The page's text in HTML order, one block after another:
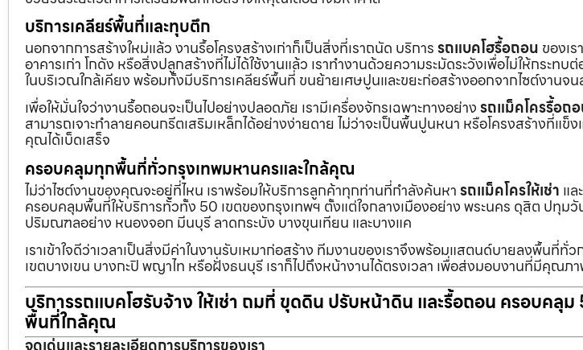
บริการเคลียร์พื้นที่และทุบตึก
นอกจากการสร้างใหม่แล้ว งานรื้อโครงสร้างเก่าก็เป็นสิ่งที่เราถนัด บริการรถแบคโฮรื้อถอน ของเ
อาคารเก่า โกดัง หรือสิ่งปลูกสร้างที่ไม่ได้ใช้งานแล้ว เราทำงานด้วยความระมัดระวังเพื่อไม่ให้กระทบ
ในบริเวณใกล้เคียง พร้อมทั้งมีบริการเคลียร์พื้นที่ ขนย้ายเศษปูนและขยะก่อสร้างออกจากไซต์งานจน
เพื่อให้มั่นใจว่างานรื้อถอนจะเป็นไปอย่างปลอดภัย เรามีเครื่องจักรเฉพาะทางอย่างรถแม็คโครรื้อถ
สามารถเจาะทำลายคอนกรีตเสริมเหล็กได้อย่างง่ายดาย ไม่ว่าจะเป็นพื้นปูนหนา หรือโครงสร้างที่แข็
คุณได้เบ็ดเสร็จ
ครอบคลุมทุกพื้นที่ทั่วกรุงเทพมหานครและใกล้คุณ
ไม่ว่าไซต์งานของคุณจะอยู่ที่ไหน เราพร้อมให้บริการลูกค้าทุกท่านที่กำลังค้นหารถแม็คโครให้เช่า และ
ครอบคลุมพื้นที่ให้บริการทั่วทั้ง 50 เขตของกรุงเทพฯ ตั้งแต่ใจกลางเมืองอย่าง พระนคร ดุสิต ปทุม
ปริมณฑลอย่าง หนองจอก มีนบุรี ลาดกระบัง บางขุนเทียน และบางแค
เราเข้าใจดีว่าเวลาเป็นสิ่งมีค่าในงานรับเหมาก่อสร้าง ทีมงานของเราจึงพร้อมแสตนด์บายลงพื้นที่ทั่ว
เขตบางเขน บางกะปิ พญาไท หรือฝั่งธนบุรี เราก็ไปถึงหน้างานได้ตรงเวลา เพื่อส่งมอบงานที่มีคุณ
บริการรถแบคโฮรับจ้าง ให้เช่า ถมที่ ขุดดิน ปรับหน้าดิน และรื้อถอน ครอบคลุม
พื้นที่ใกล้คุณ
จุดเด่นและรายละเอียดการบริการของเรา